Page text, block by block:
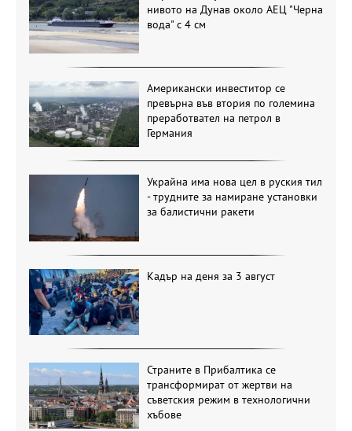
нивото на Дунав около АЕЦ "Черна
вода" с 4 см
Американски инвеститор се
превърна във втория по големина
преработвател на петрол в
Германия
Украйна има нова цел в руския тил
- трудните за намиране установки
за балистични ракети
Кадър на деня за 3 август
Страните в Прибалтика се
трансформират от жертви на
съветския режим в технологични
хъбове